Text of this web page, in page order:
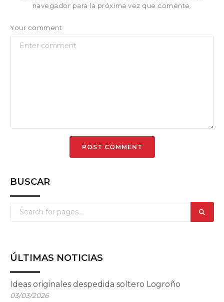
navegador para la próxima vez que comente.
Your comment
BUSCAR
ÚLTIMAS NOTICIAS
Ideas originales despedida soltero Logroño
03/03/2026